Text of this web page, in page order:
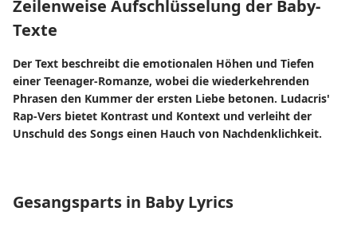
Zeilenweise Aufschlüsselung der Baby-
Texte
Der Text beschreibt die emotionalen Höhen und Tiefen
einer Teenager-Romanze, wobei die wiederkehrenden
Phrasen den Kummer der ersten Liebe betonen. Ludacris'
Rap-Vers bietet Kontrast und Kontext und verleiht der
Unschuld des Songs einen Hauch von Nachdenklichkeit.
Gesangsparts in Baby Lyrics